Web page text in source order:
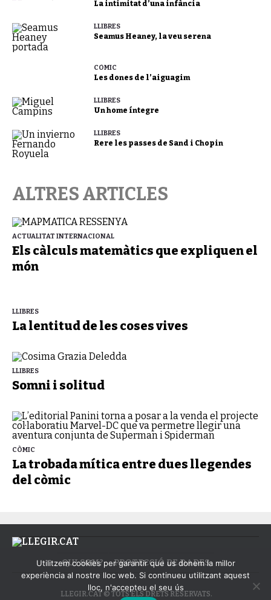
La intimitat d’una infància
LLIBRES
Seamus Heaney, la veu serena
CÒMIC
Les dones de l’aiguagim
LLIBRES
Un home íntegre
LLIBRES
Rere les passes de Sand i Chopin
ALTRES ARTICLES
ACTUALITAT INTERNACIONAL
Els càlculs matemàtics que expliquen el
món
LLIBRES
La lentitud de les coses vives
LLIBRES
Somni i solitud
CÒMIC
La trobada mítica entre dues llegendes
del còmic
QUI SOM? PROTECCIÓ DE DADES
LLEGIR.CAT © TOTS ELS DRETS RESERVATS.
Utilitzem cookies per garantir que us donem la millor
experiència al nostre lloc web. Si continueu utilitzant aquest
lloc, n'accepteu el seu ús